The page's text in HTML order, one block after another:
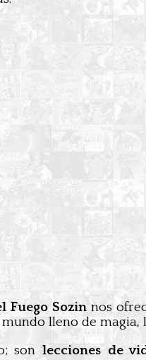
Fuego Sozinnos
lleno de
son lecciones de